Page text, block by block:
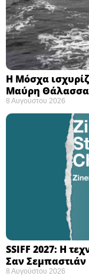
Η Μόσχα
Μαύρη Θάλασσα ​
8 Αυγούστου 2026
SSIFF 2027: Η
Σαν Σεμπαστιάν ​
8 Αυγούστου 2026